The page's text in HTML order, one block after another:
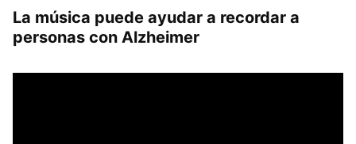
La música puede ayudar a recordar a
personas con Alzheimer